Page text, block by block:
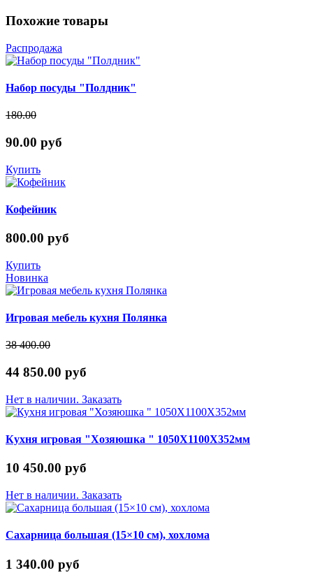
Похожие товары
Распродажа
Набор посуды "Полдник"
180.00
90.00 руб
Купить
Кофейник
800.00 руб
Купить
Новинка
Игровая мебель кухня Полянка
38 400.00
44 850.00 руб
Нет в наличии. Заказать
Кухня игровая "Хозяюшка " 1050Х1100Х352мм
10 450.00 руб
Нет в наличии. Заказать
Сахарница большая (15×10 см), хохлома
1 340.00 руб